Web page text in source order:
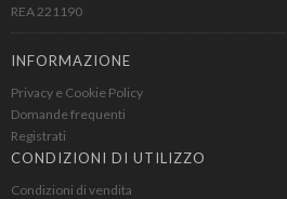
Lazio IGT
Marche IGT
Maremma Toscana IGT
Merlot
Monferrato Dolcetto DOC
REA 221190
INFORMAZIONE
Privacy e Cookie Policy
Domande frequenti
Registrati
CONDIZIONI DI UTILIZZO
Condizioni di vendita